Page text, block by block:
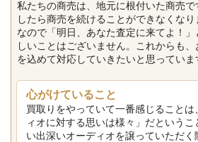
私たちの商売は、地元に根付いた商売
したら商売を続けることができなくなり
なので「明日、あなた査定に来てよ！
しいことはございません。これからも
を込めて対応していきたいと思っていま
心がけていること
買取りをやっていて一番感じること
ィオに対する思いは様々」だという
い出深いオーディオを譲っていただ